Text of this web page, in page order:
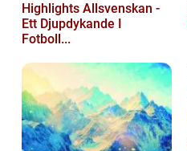
Highlights Allsvenskan -
Ett Djupdykande I
Fotboll...